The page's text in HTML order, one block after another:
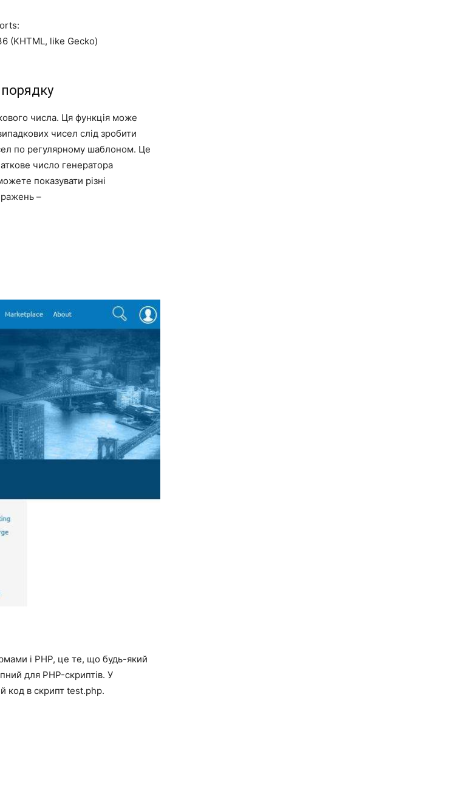
(KHTML, like Gecko)
числа. Ця функція може
чисел слід зробити
по регулярному шаблоном. Це
число генератора
показувати різні
–
і PHP, це те, що будь-який
для PHP-скриптів. У
код в скрипт test.php.